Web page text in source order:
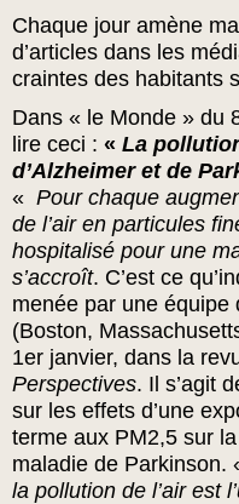
Chaque jour amène
d’articles dans les
craintes des habitants
Dans « le Monde » du
lire ceci : « La
d’Alzheimer et de
« Pour chaque
de l’air en particules
hospitalisé pour une
s’accroît. C’est ce
menée par une
(Boston,
1er janvier, dans la
Perspectives. Il s’agit
sur les effets d’une
terme aux PM2,5 sur
maladie de Parkinson.
la pollution de l’air est